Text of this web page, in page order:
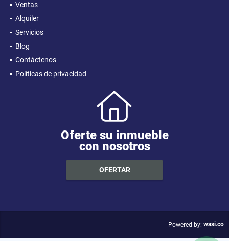
Ventas
Alquiler
Servicios
Blog
Contáctenos
Políticas de privacidad
Oferte su inmueble
con nosotros
OFERTAR
Powered by: wasi.co